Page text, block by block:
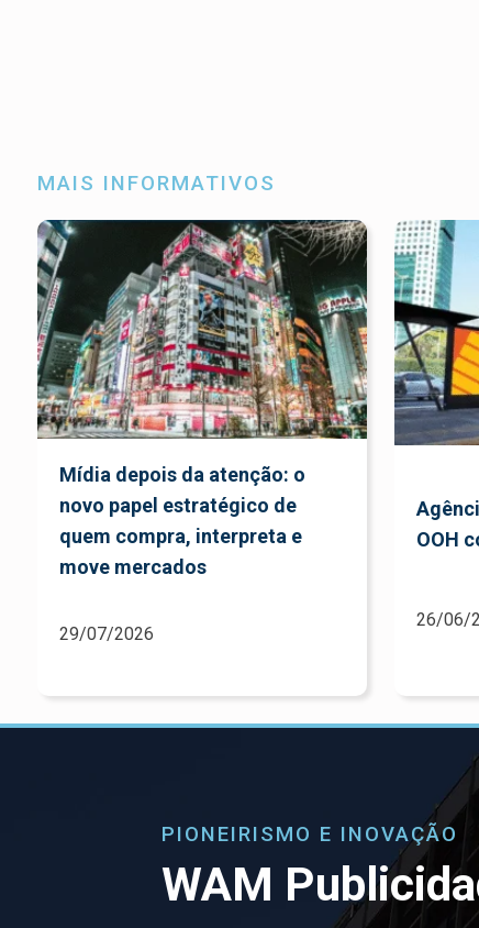
MAIS INFORMATIVOS
Mídia depois da atenção: o
novo papel estratégico de
quem compra, interpreta e
move mercados
29/07/2026
OOH
26/06/
PIONEIRISMO E INOVAÇÃO
WAM